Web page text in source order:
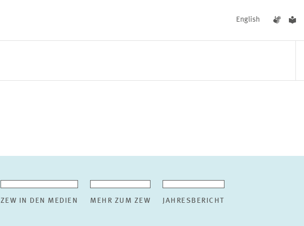
English
ZEW IN DEN MEDIEN MEHR ZUM ZEW JAHRESBERICHT